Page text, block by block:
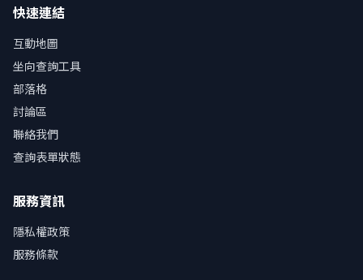
快速連結
互動地圖
坐向查詢工具
部落格
討論區
聯絡我們
查詢表單狀態
服務資訊
隱私權政策
服務條款